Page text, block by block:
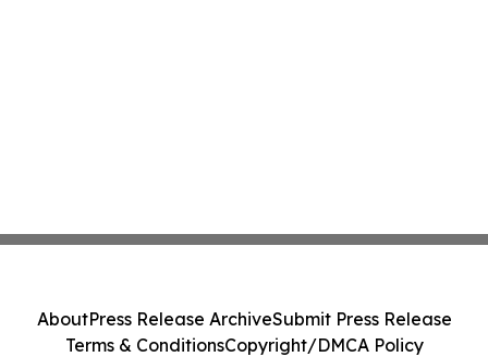
AboutPress Release ArchiveSubmit Press Release
Terms & ConditionsCopyright/DMCA Policy